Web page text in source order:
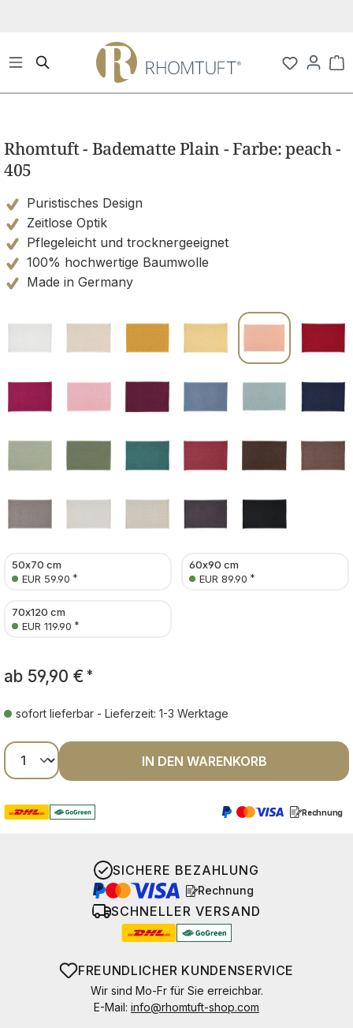
Rhomtuft - Badematte Plain - Farbe: peach -
405
Puristisches Design
Zeitlose Optik
Pflegeleicht und trocknergeeignet
100% hochwertige Baumwolle
Made in Germany
50x70 cm
EUR 59.90 *
60x90 cm
EUR 89.90 *
70x120 cm
EUR 119.90 *
ab 59,90 € *
sofort lieferbar - Lieferzeit: 1-3 Werktage
Produkt Anzahl: Gib den gewünschten
IN DEN WARENKORB
Rechnung
SICHERE BEZAHLUNG
Rechnung
SCHNELLER VERSAND
FREUNDLICHER KUNDENSERVICE
Wir sind Mo-Fr für Sie erreichbar.
E-Mail: info@rhomtuft-shop.com